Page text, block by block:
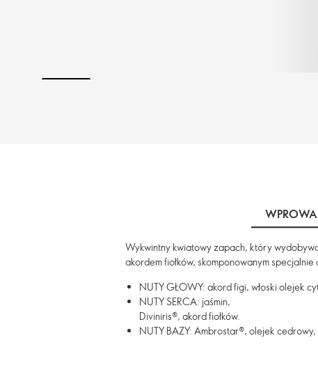
Wykwintny kwiatowy zapach, który
akordem fiołków, skomponowanym
NUTY GŁOWY: akord figi, włoski olejek
NUTY SERCA: jaśmin,
Diviniris®, akord fiołków.
NUTY BAZY: Ambrostar®, olejek cedrowy,